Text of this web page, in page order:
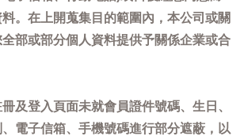
。在上開蒐集目的範圍內，本公司或關
部或部分個人資料提供予關係企業或合
及登入頁面未就會員證件號碼、生日、
電子信箱、手機號碼進行部分遮蔽，以